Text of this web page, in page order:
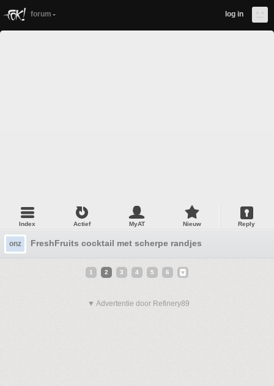
forum log in
Index Actief MyAT Nieuw Reply
onz FreshFruits cocktail met scherpe randjes
1 2 3 4 5 6
▼ Advertentie door Refinery89